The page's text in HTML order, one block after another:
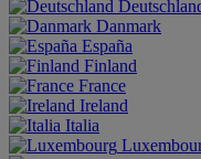
Danmark
España
Finland
France
Ireland
Italia